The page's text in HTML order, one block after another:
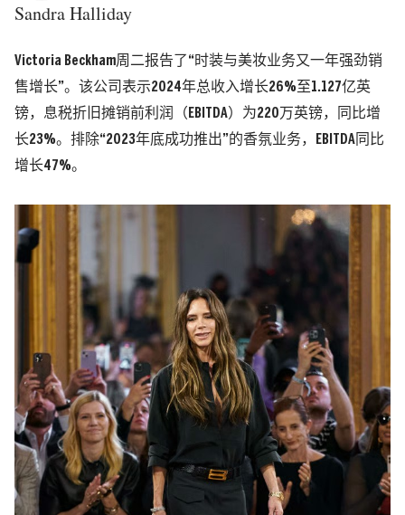
Sandra Halliday
Victoria Beckham周二报告了“时装与美妆业务又一年强劲销
售增长”。该公司表示2024年总收入增长26%至1.127亿英
镑，息税折旧摊销前利润（EBITDA）为220万英镑，同比增
长23%。排除“2023年底成功推出”的香氛业务，EBITDA同比
增长47%。